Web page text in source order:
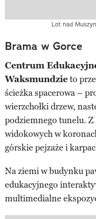
Lot nad
Brama w Gorce
Centrum
Waksmundzieto
ścieżka spacerowa –
wierzchołki drzew,
podziemnego tunelu. Z
widokowych w
górskie pejzaże i
Na ziemi w budynku
edukacyjnego
multimedialne